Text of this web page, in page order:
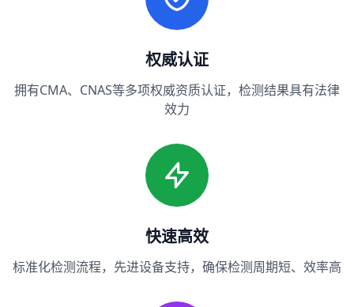
权威认证
拥有CMA、CNAS等多项权威资质认证，检测结果具有法律
效力
快速高效
标准化检测流程，先进设备支持，确保检测周期短、效率高